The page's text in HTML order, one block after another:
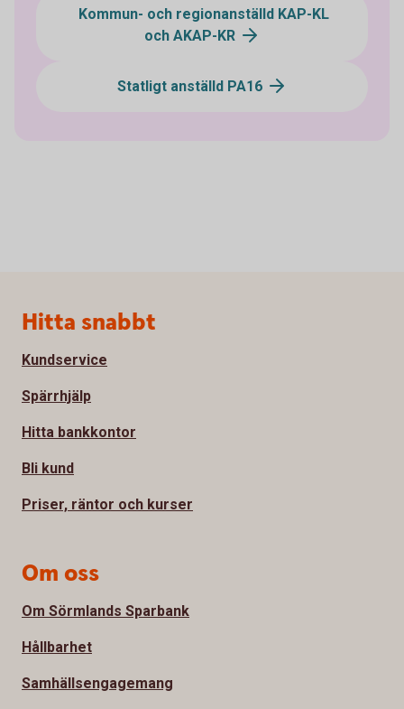
Kommun- och regionanställd KAP-KL
och AKAP-KR
Statligt anställd PA16
Sidfot
Hitta snabbt
Kundservice
Spärrhjälp
Hitta bankkontor
Bli kund
Priser, räntor och kurser
Om oss
Om Sörmlands Sparbank
Hållbarhet
Samhällsengagemang